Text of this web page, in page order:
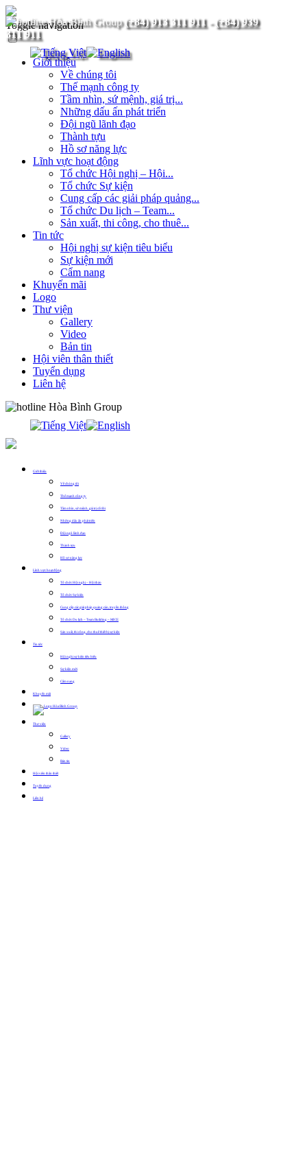
(+84) 913 311 911- (+84) 939
311 911
Toggle navigation
Giới thiệu
Về chúng tôi
Thế mạnh công ty
Tầm nhìn, sứ mệnh, giá trị...
Những dấu ấn phát triển
Đội ngũ lãnh đạo
Thành tựu
Hồ sơ năng lực
Lĩnh vực hoạt động
Tổ chức Hội nghị – Hội...
Tổ chức Sự kiện
Cung cấp các giải pháp quảng...
Tổ chức Du lịch – Team...
Sản xuất, thi công, cho thuê...
Tin tức
Hội nghị sự kiện tiêu biểu
Sự kiện mới
Cẩm nang
Khuyến mãi
Logo
Thư viện
Gallery
Video
Bản tin
Hội viên thân thiết
Tuyển dụng
Liên hệ
Giới thiệu
Về chúng tôi
Thế mạnh công ty
Tầm nhìn, sứ mệnh, giá trị cốt lõi
Những dấu ấn phát triển
Đội ngũ lãnh đạo
Thành tựu
Hồ sơ năng lực
Lĩnh vực hoạt động
Tổ chức Hội nghị – Hội thảo
Tổ chức Sự kiện
Cung cấp các giải pháp quảng cáo, truyền thông
Tổ chức Du lịch – Team Building – MICE
Sản xuất, thi công, cho thuê thiết bị sự kiện
Tin tức
Hội nghị sự kiện tiêu biểu
Sự kiện mới
Cẩm nang
Khuyến mãi
Thư viện
Gallery
Video
Bản tin
Hội viên thân thiết
Tuyển dụng
Liên hệ